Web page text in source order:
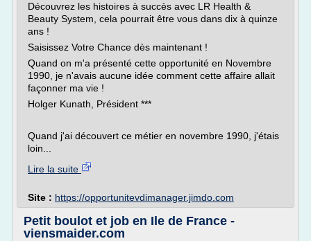
Découvrez les histoires à succès avec LR Health &
Beauty System, cela pourrait être vous dans dix à quinze
ans !
Saisissez Votre Chance dès maintenant !
Quand on m'a présenté cette opportunité en Novembre
1990, je n'avais aucune idée comment cette affaire allait
façonner ma vie !
Holger Kunath, Président ***
Quand j'ai découvert ce métier en novembre 1990, j'étais
loin...
Lire la suite
Site : https://opportunitevdimanager.jimdo.com
Petit boulot et job en Ile de France -
viensmaider.com